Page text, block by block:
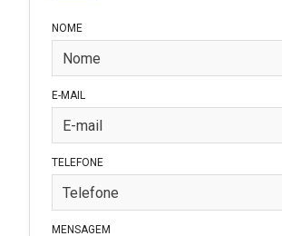
NOME
E-MAIL
TELEFONE
MENSAGEM